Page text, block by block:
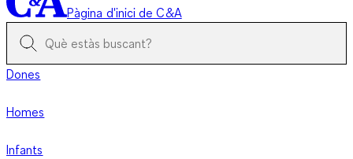
Pàgina d'inici de C&A
Dones
Homes
Infants